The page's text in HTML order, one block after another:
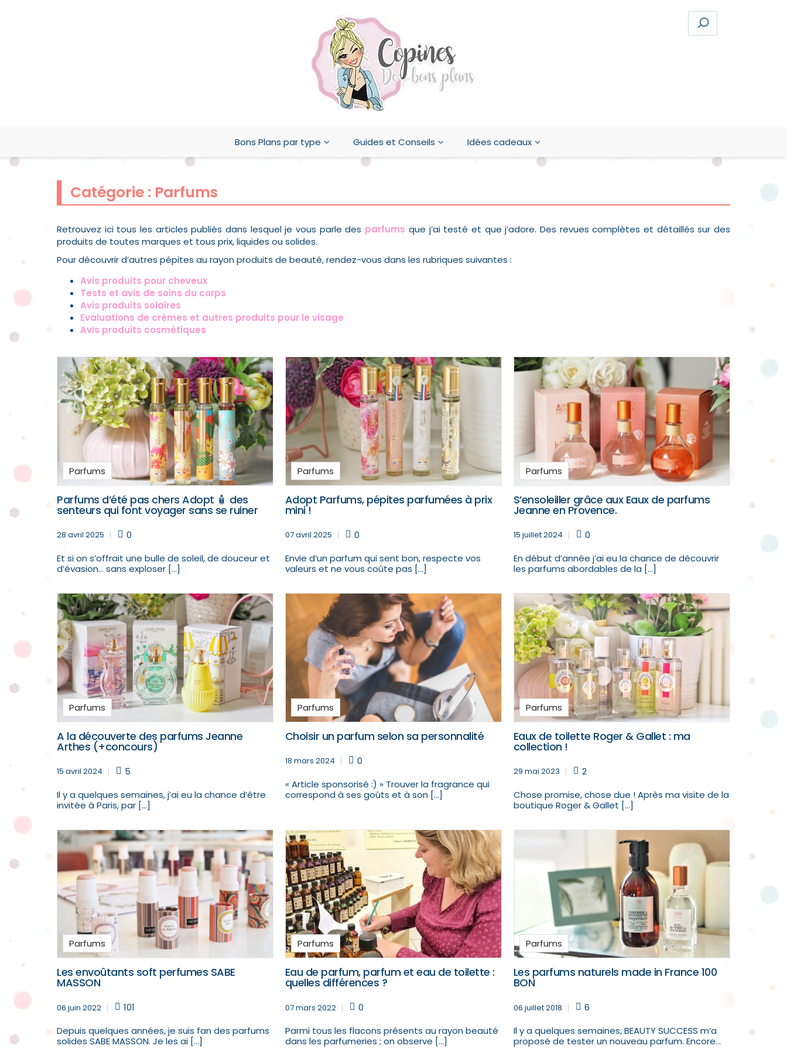
Bons Plans par type Guides et Conseils Idées cadeaux
Catégorie : Parfums
Retrouvez ici tous les articles publiés dans lesquel je vous parle des parfums que j’ai testé et que j’adore. Des revues complètes et détaillés sur des
produits de toutes marques et tous prix, liquides ou solides.
Pour découvrir d’autres pépites au rayon produits de beauté, rendez-vous dans les rubriques suivantes :
Avis produits pour cheveux
Tests et avis de soins du corps
Avis produits solaires
Evaluations de crèmes et autres produits pour le visage
Avis produits cosmétiques
Parfums
Parfums d’été pas chers Adopt 🧴 des
senteurs qui font voyager sans se ruiner
28 avril 2025
0
Et si on s’offrait une bulle de soleil, de douceur et
d’évasion… sans exploser […]
Parfums
Adopt Parfums, pépites parfumées à prix
mini !
07 avril 2025
0
Envie d’un parfum qui sent bon, respecte vos
valeurs et ne vous coûte pas […]
Parfums
S’ensoleiller grâce aux Eaux de parfums
Jeanne en Provence.
15 juillet 2024
0
En début d’année j’ai eu la chance de découvrir
les parfums abordables de la […]
Parfums
A la découverte des parfums Jeanne
Arthes (+concours)
15 avril 2024
5
Il y a quelques semaines, j’ai eu la chance d’être
invitée à Paris, par […]
Parfums
Choisir un parfum selon sa personnalité
18 mars 2024
0
« Article sponsorisé :) » Trouver la fragrance qui
correspond à ses goûts et à son […]
Parfums
Eaux de toilette Roger & Gallet : ma
collection !
29 mai 2023
2
Chose promise, chose due ! Après ma visite de la
boutique Roger & Gallet […]
Parfums
Les envoûtants soft perfumes SABE
MASSON
06 juin 2022
101
Depuis quelques années, je suis fan des parfums
solides SABE MASSON. Je les ai […]
Parfums
Eau de parfum, parfum et eau de toilette :
quelles différences ?
07 mars 2022
0
Parmi tous les flacons présents au rayon beauté
dans les parfumeries ; on observe […]
Parfums
Les parfums naturels made in France 100
BON
06 juillet 2018
6
Il y a quelques semaines, BEAUTY SUCCESS m’a
proposé de tester un nouveau parfum. Encore